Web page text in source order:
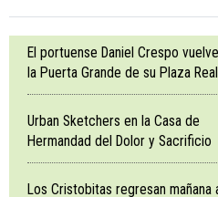
El portuense Daniel Crespo
la Puerta Grande de su Plaza Real
Urban Sketchers en la Casa de
Hermandad del Dolor y Sacrificio
Los Cristobitas regresan mañana